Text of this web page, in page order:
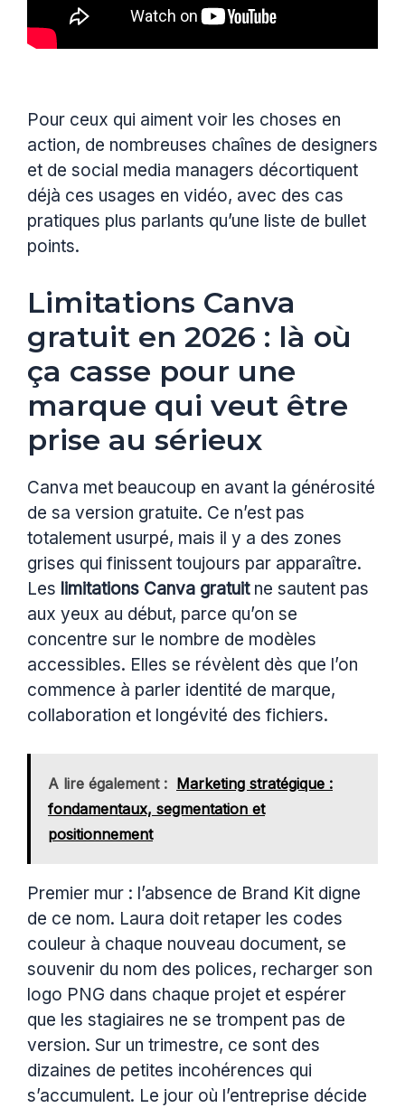
Pour ceux qui aiment voir les choses en
action, de nombreuses chaînes de designers
et de social media managers décortiquent
déjà ces usages en vidéo, avec des cas
pratiques plus parlants qu’une liste de bullet
points.
Limitations Canva
gratuit en 2026 : là où
ça casse pour une
marque qui veut être
prise au sérieux
Canva met beaucoup en avant la générosité
de sa version gratuite. Ce n’est pas
totalement usurpé, mais il y a des zones
grises qui finissent toujours par apparaître.
Les limitations Canva gratuitne sautent pas
aux yeux au début, parce qu’on se
concentre sur le nombre de modèles
accessibles. Elles se révèlent dès que l’on
commence à parler identité de marque,
collaboration et longévité des fichiers.
A lire également : Marketing stratégique :
fondamentaux, segmentation et
positionnement
Premier mur : l’absence de Brand Kit digne
de ce nom. Laura doit retaper les codes
couleur à chaque nouveau document, se
souvenir du nom des polices, recharger son
logo PNG dans chaque projet et espérer
que les stagiaires ne se trompent pas de
version. Sur un trimestre, ce sont des
dizaines de petites incohérences qui
s’accumulent. Le jour où l’entreprise décide